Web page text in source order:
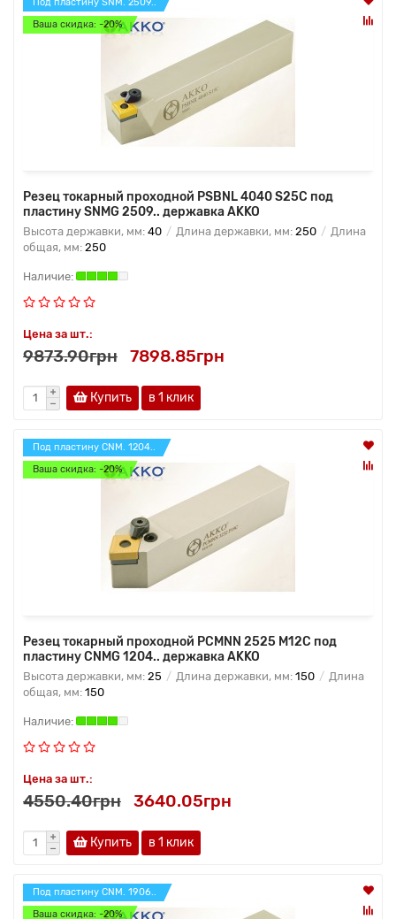
Ваша скидка: -20%
Резец токарный проходной PSBNL 4040 S25C под
пластину SNMG 2509.. державка AKKO
Высота державки, мм: 40 Длина державки, мм: 250
Длина
общая, мм: 250
Цена за шт.:
9873.90грн 7898.85грн
Купить в 1 клик
Под пластину CNM. 1204..
Ваша скидка: -20%
Резец токарный проходной PCMNN 2525 M12C под
пластину CNMG 1204.. державка AKKO
Высота державки, мм: 25 Длина державки, мм: 150
Длина
общая, мм: 150
Цена за шт.:
4550.40грн 3640.05грн
Купить в 1 клик
Под пластину CNM. 1906..
Ваша скидка: -20%